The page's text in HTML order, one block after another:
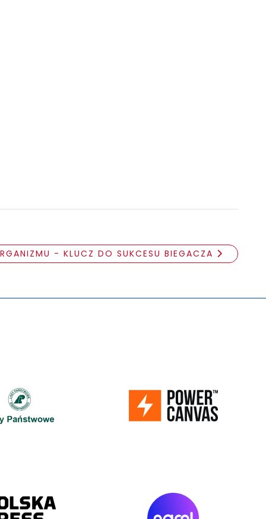
- KLUCZ DO SUKCESU BIEGACZA